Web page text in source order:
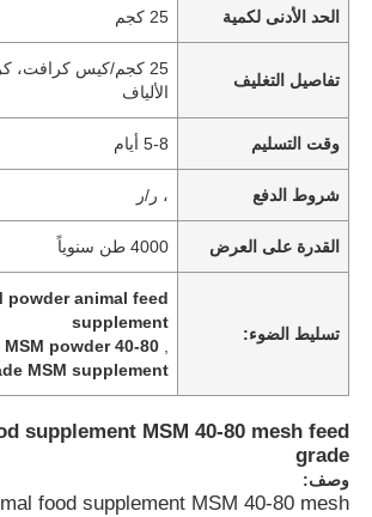
الحد الأدنى لكمية 25 كجم
تفاصيل التغليف
25 كجم/كيس كرافت،
الألياف
وقت التسليم 5-8 أيام
شروط الدفع ، ر/ر
القدرة على العرض 4000 طن سنوياً
تسليط الضوء:
powder animal feed
supplement
,
40-80 mesh MSM powder
MSM supplement
supplement MSM 40-80 mesh feed
grade
وصف:
food supplement MSM 40-80 mesh